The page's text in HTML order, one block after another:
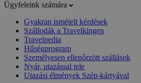
Ügyfeleink számára
Gyakran ismételt kérdések
Szállodák a Travelkingen
Travelpedia
Hűségprogram
Személyesen ellenőrzött szállások
Nyár, utazással tele
Utazási élmények Szép-kártyával